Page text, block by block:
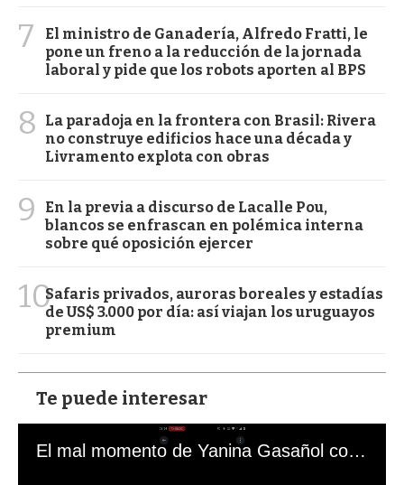
7
El ministro de Ganadería, Alfredo Fratti, le
pone un freno a la reducción de la jornada
laboral y pide que los robots aporten al BPS
8
La paradoja en la frontera con Brasil: Rivera
no construye edificios hace una década y
Livramento explota con obras
9
En la previa a discurso de Lacalle Pou,
blancos se enfrascan en polémica interna
sobre qué oposición ejercer
10Safaris privados, auroras boreales y estadías
de US$ 3.000 por día: así viajan los uruguayos
premium
Te puede interesar
El mal momento de Yanina Gasañol con un hincha argentino en "Subrayado"